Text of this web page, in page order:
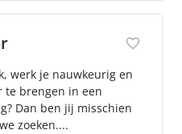
werk je nauwkeurig en
te brengen in een
Dan ben jij misschien
zoeken....